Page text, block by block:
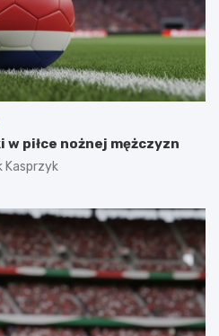
piłce nożnej mężczyzn
Kasprzyk